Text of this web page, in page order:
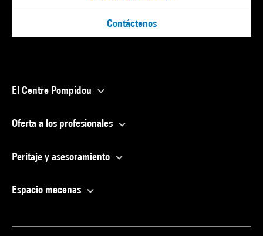
Contáctenos
El Centre Pompidou
Oferta a los profesionales
Peritaje y asesoramiento
Espacio mecenas